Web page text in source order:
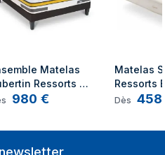
Matelas
Ressorts
Accueil
980 €
Matelas
Ressorts
25 cm,
Dès 458